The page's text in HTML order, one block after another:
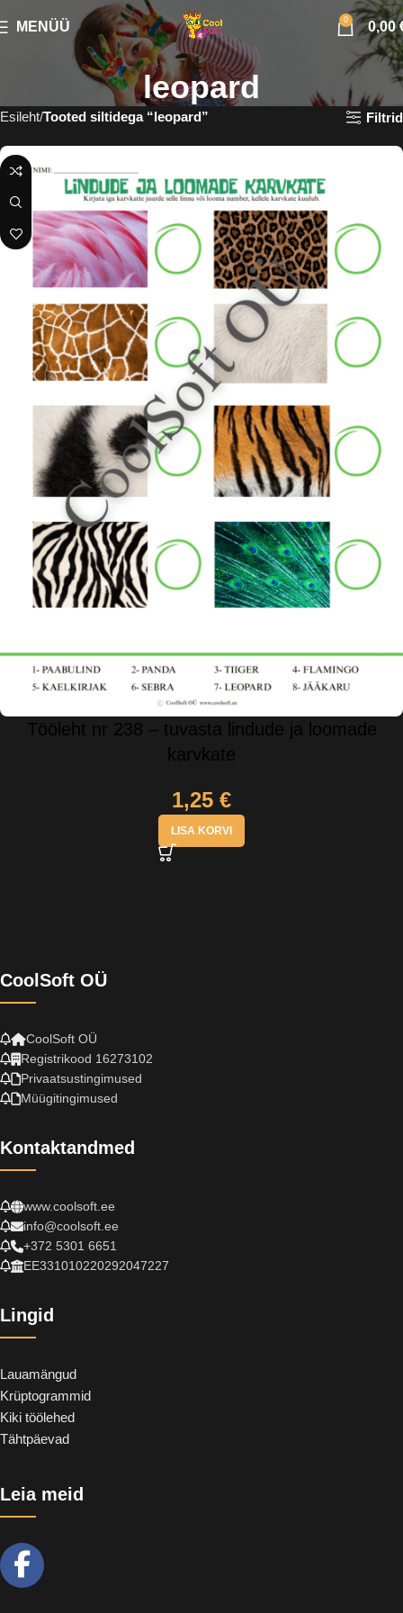
MENÜÜ 0 0,00
leopard
Esileht Tooted siltidega “leopard” Filtrid
Tööleht nr 238 – tuvasta lindude ja loomade
karvkate
1,25 €
LISA KORVI
CoolSoft OÜ
CoolSoft OÜ
Registrikood 16273102
Privaatsustingimused
Müügitingimused
Kontaktandmed
www.coolsoft.ee
info@coolsoft.ee
+372 5301 6651
EE331010220292047227
Lingid
Lauamängud
Krüptogrammid
Kiki töölehed
Tähtpäevad
Leia meid